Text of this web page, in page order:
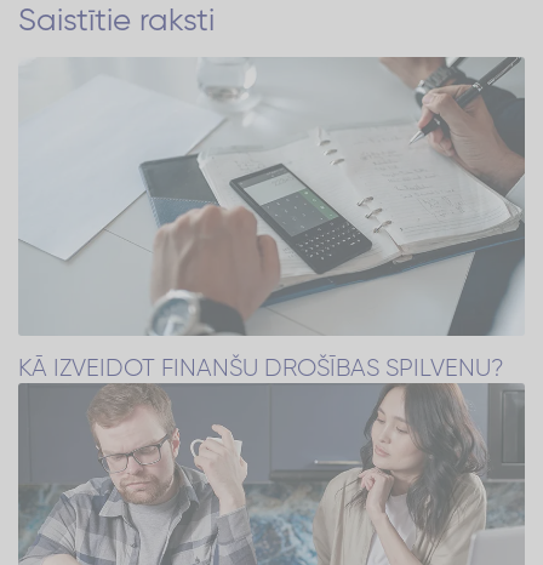
Saistītie raksti
KĀ IZVEIDOT FINANŠU DROŠĪBAS SPILVENU?